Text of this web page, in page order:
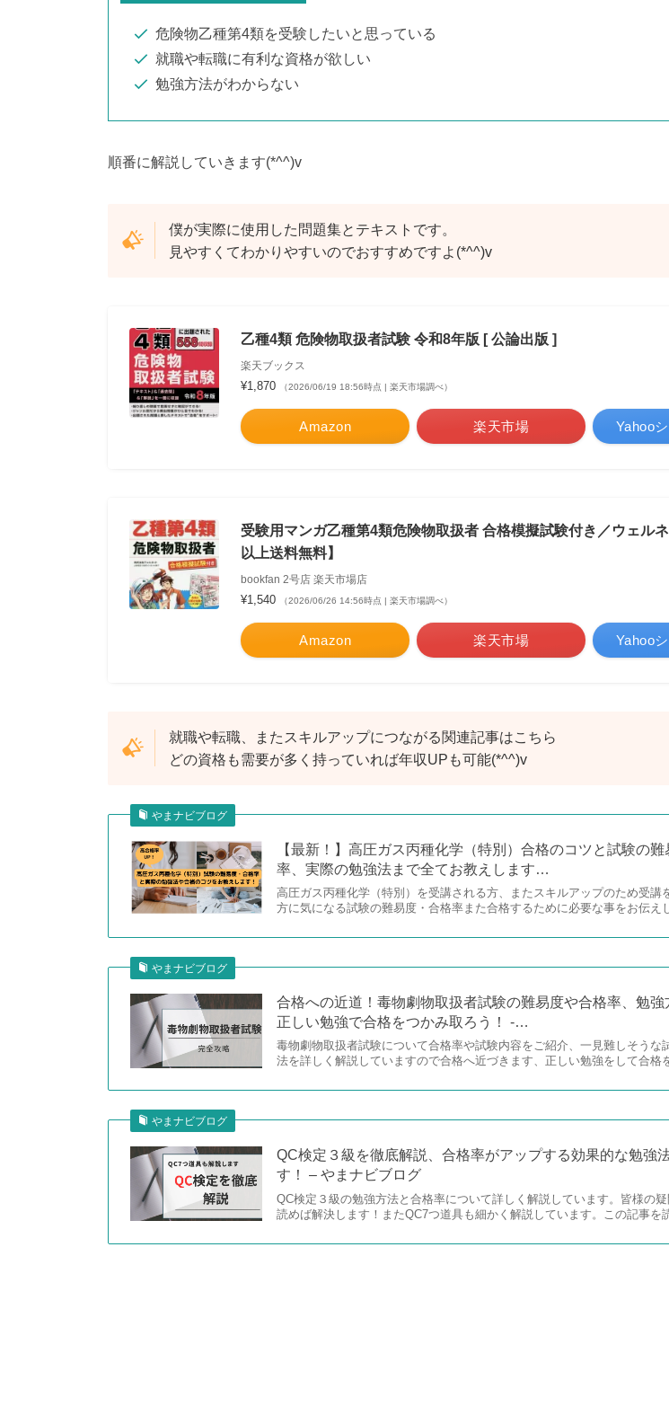
危険物乙種第4類を受験したいと思っている
就職や転職に有利な資格が欲しい
勉強方法がわからない
順番に解説していきます(*^^)v
僕が実際に使用した問題集とテキストです。
見やすくてわかりやすいのでおすすめですよ(*^^)v
乙種4類 危険物取扱者試験 令和8年版 [ 公論出版 ]
楽天ブックス
¥1,870 （2026/06/19 18:56時点 | 楽天市場調べ）
Amazon 楽天市場 Yahoo
受験用マンガ乙種第4類危険物取扱者 合格模擬試験付き／ウェル
以上送料無料】
bookfan 2号店 楽天市場店
¥1,540 （2026/06/26 14:56時点 | 楽天市場調べ）
Amazon 楽天市場 Yahoo
就職や転職、またスキルアップにつながる関連記事はこちら
どの資格も需要が多く持っていれば年収UPも可能(*^^)v
やまナビブログ
【最新！】高圧ガス丙種化学（特別）合格のコツと試験の難
率、実際の勉強法まで全てお教えします…
高圧ガス丙種化学（特別）を受講される方、またスキルアップのため受講
方に気になる試験の難易度・合格率また合格するために必要な事をお伝え
やまナビブログ
合格への近道！毒物劇物取扱者試験の難易度や合格率、勉強
正しい勉強で合格をつかみ取ろう！ -…
毒物劇物取扱者試験について合格率や試験内容をご紹介、一見難しそうな
法を詳しく解説していますので合格へ近づきます、正しい勉強をして合
やまナビブログ
QC検定３級を徹底解説、合格率がアップする効果的な勉強
す！ – やまナビブログ
QC検定３級の勉強方法と合格率について詳しく解説しています。皆様の
読めば解決します！またQC7つ道具も細かく解説しています。この記事を